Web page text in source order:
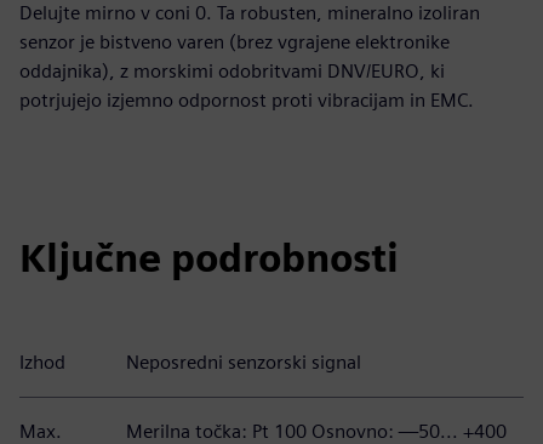
Delujte mirno v coni 0. Ta robusten, mineralno izoliran
senzor je bistveno varen (brez vgrajene elektronike
oddajnika), z morskimi odobritvami DNV/EURO, ki
potrjujejo izjemno odpornost proti vibracijam in EMC.
Ključne podrobnosti
Izhod Neposredni senzorski signal
Max.
Merilna točka: Pt 100 Osnovno: —50... +400